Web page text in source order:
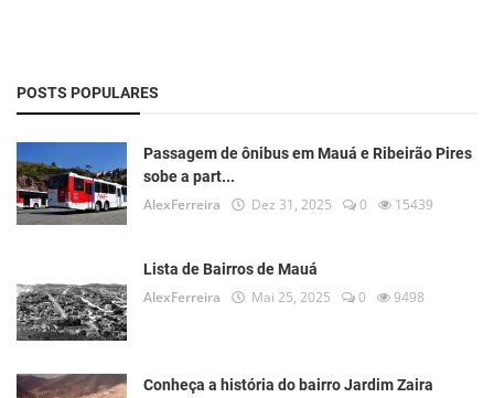
POSTS POPULARES
Passagem de ônibus em Mauá e Ribeirão Pires
sobe a part...
AlexFerreira Dez 31, 2025 0 15439
Lista de Bairros de Mauá
AlexFerreira Mai 25, 2025 0 9498
Conheça a história do bairro Jardim Zaira